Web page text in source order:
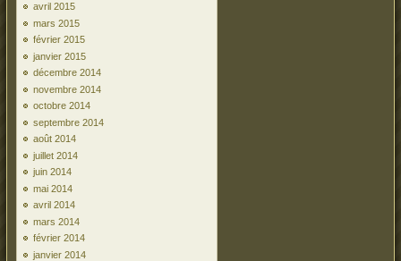
avril 2015
mars 2015
février 2015
janvier 2015
décembre 2014
novembre 2014
octobre 2014
septembre 2014
août 2014
juillet 2014
juin 2014
mai 2014
avril 2014
mars 2014
février 2014
janvier 2014